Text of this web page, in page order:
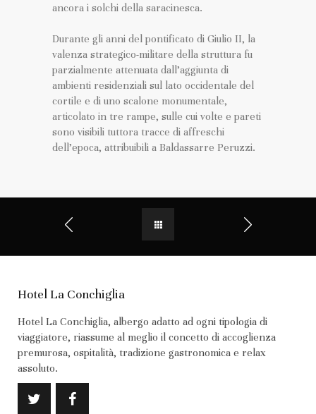
ancora i solchi della saracinesca.
Durante gli anni del pontificato di Giulio II, la
valenza strategico-militare della struttura fu
parzialmente attenuata dall’aggiunta di
ambienti residenziali sul lato occidentale del
cortile e di uno scalone monumentale,
articolato in tre rampe, sulle cui volte e pareti
sono visibili tuttora tracce di affreschi
dell’epoca, attribuibili a Baldassarre Peruzzi.
Hotel La Conchiglia
Hotel La Conchiglia, albergo adatto ad ogni tipologia di
viaggiatore, riassume al meglio il concetto di accoglienza
premurosa, ospitalità, tradizione gastronomica e relax
assoluto.